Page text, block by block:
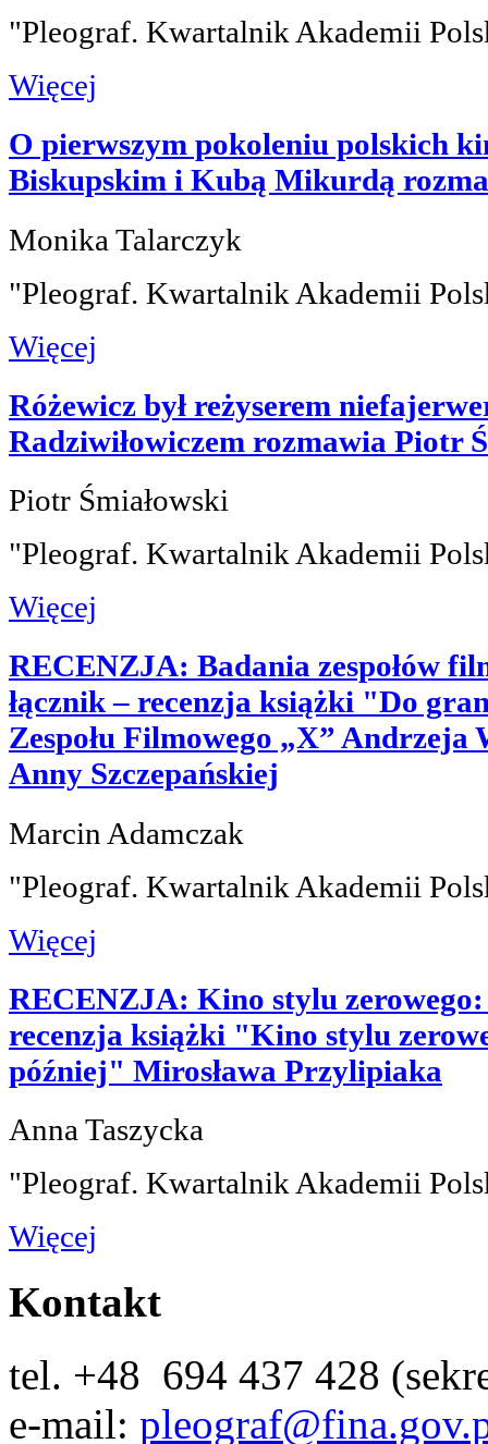
"Pleograf. Kwartalnik Akademii
Więcej
O pierwszym pokoleniu polskich
Biskupskim i Kubą Mikurdą
Monika Talarczyk
"Pleograf. Kwartalnik Akademii
Więcej
Różewicz był reżyserem
Radziwiłowiczem rozmawia Piotr
Piotr Śmiałowski
"Pleograf. Kwartalnik Akademii
Więcej
RECENZJA: Badania zespołów
łącznik – recenzja książki "Do
Zespołu Filmowego „X” Andrzeja
Anny Szczepańskiej
Marcin Adamczak
"Pleograf. Kwartalnik Akademii
Więcej
RECENZJA: Kino stylu
recenzja książki "Kino stylu
później" Mirosława Przylipiaka
Anna Taszycka
"Pleograf. Kwartalnik Akademii
Więcej
Kontakt
tel. +48 694 437 428
e-mail: